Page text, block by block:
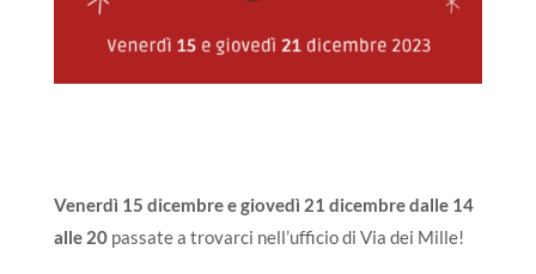
Venerdì 15 dicembre e giovedì 21 dicembre dalle 14
alle 20passate a trovarci nell’ufficio di Via dei Mille!